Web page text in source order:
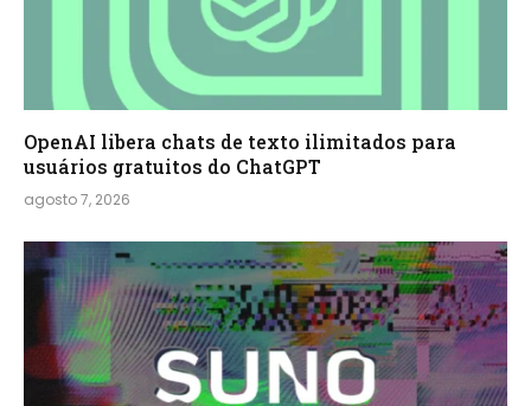
OpenAI libera chats de texto ilimitados para
usuários gratuitos do ChatGPT
agosto 7, 2026